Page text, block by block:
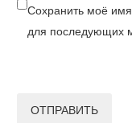
Сохранить моё
для последующих
ОТПРАВИТЬ